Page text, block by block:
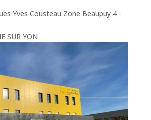
Yves Cousteau Zone Beaupuy 4 -
SUR YON